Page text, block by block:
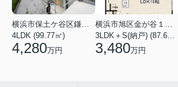
4LDK (99.77㎡)
4,280万円 3,480万円